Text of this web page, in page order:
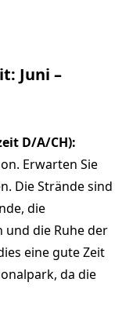
Juni –
D/A/CH):
Erwarten Sie
Die Strände sind
die
und die Ruhe der
eine gute Zeit
da die